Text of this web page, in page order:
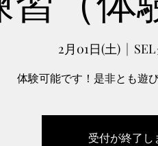
2月01日(土)
  |
体験可能です！是非とも遊
受付が終了し